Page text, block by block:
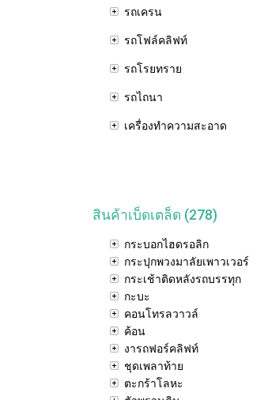
รถเครน
รถโฟล์คลิฟท์
รถโรยทราย
รถไถนา
เครื่องทำความสะอาด
สินค้าเบ็ดเตล็ด (278)
กระบอกไฮดรอลิก
กระปุกพวงมาลัยเพาวเวอร์
กระเช้าติดหลังรถบรรทุก
กะบะ
คอนโทรลวาวล์
ค้อน
งารถฟอร์คลิฟท์
ชุดเพลาท้าย
ตะกร้าโลหะ